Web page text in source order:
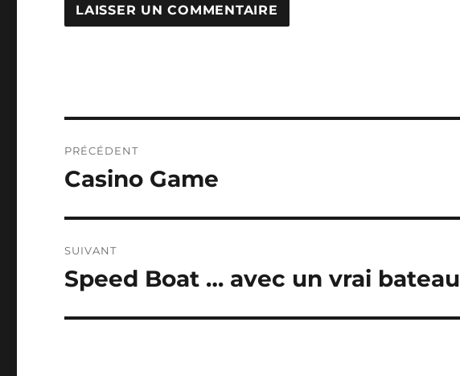
de
PRÉCÉDENT
Publication
Casino Game
SUIVANT
Publication
Speed Boat … avec un vrai bateau